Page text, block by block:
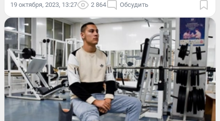
19 октября, 2023, 13:27 2 864 Обсудить